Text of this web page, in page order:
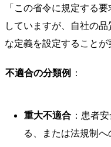
「この省令に規定する
していますが、自社の
な定義を設定することが
不適合の分類例 ：
重大不適合 ：患者
る、または法規制へ